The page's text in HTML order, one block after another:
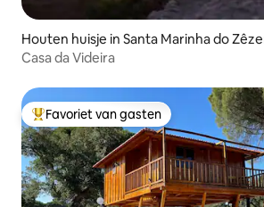
Houten huisje in Santa Marinha do
Casa da Videira
Topfavoriet van gasten
Favoriet van gasten